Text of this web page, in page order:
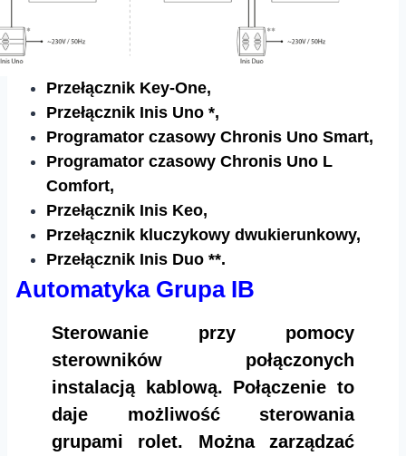
Przełącznik Key-One,
Przełącznik Inis Uno *,
Programator czasowy Chronis Uno Smart,
Programator czasowy Chronis Uno L
Comfort,
Przełącznik Inis Keo,
Przełącznik kluczykowy dwukierunkowy,
Przełącznik Inis Duo **.
Automatyka Grupa IB
Sterowanie przy pomocy
sterowników połączonych
instalacją kablową. Połączenie to
daje możliwość sterowania
grupami rolet. Można zarządzać